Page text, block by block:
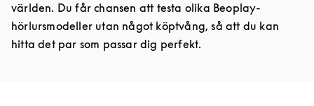
världen. Du får chansen att testa olika Beoplay-
hörlursmodeller utan något köptvång, så att du kan
hitta det par som passar dig perfekt.